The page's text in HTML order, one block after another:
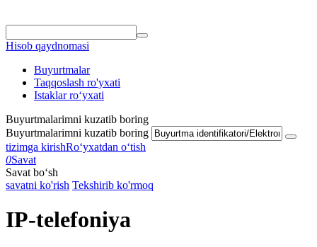
Hisob qaydnomasi
Buyurtmalar
Taqqoslash ro'yxati
Istaklar roʻyxati
Buyurtmalarimni kuzatib boring
Buyurtmalarimni kuzatib boring
tizimga kirishRoʻyxatdan oʻtish
0Savat
Savat bo‘sh
savatni ko'rish Tekshirib ko'rmoq
IP-telefoniya